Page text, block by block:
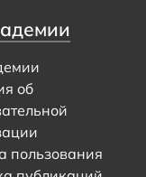
об
пользования